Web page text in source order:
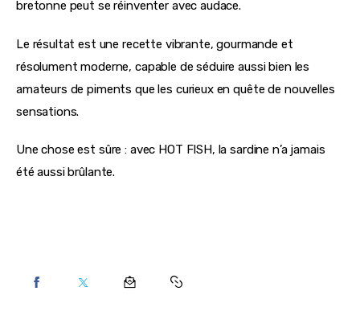
bretonne peut se réinventer avec audace.
Le résultat est une recette vibrante, gourmande et
résolument moderne, capable de séduire aussi bien les
amateurs de piments que les curieux en quête de nouvelles
sensations.
Une chose est sûre : avec HOT FISH, la sardine n’a jamais
été aussi brûlante.